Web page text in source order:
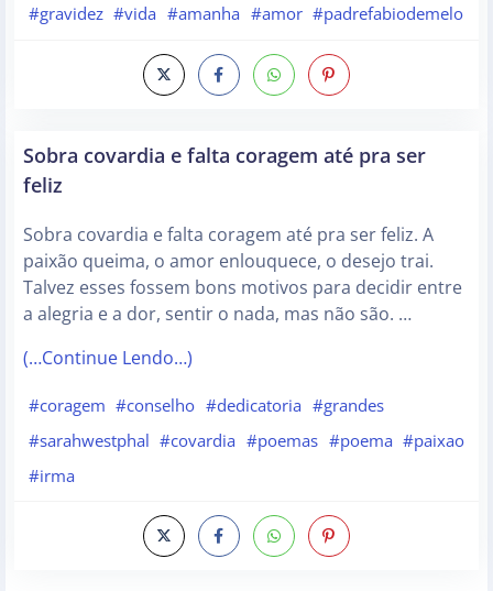
#gravidez #vida #amanha #amor #padrefabiodemelo
Sobra covardia e falta coragem até pra ser
feliz
Sobra covardia e falta coragem até pra ser feliz. A
paixão queima, o amor enlouquece, o desejo trai.
Talvez esses fossem bons motivos para decidir entre
a alegria e a dor, sentir o nada, mas não são. …
(…Continue Lendo…)
#coragem #conselho #dedicatoria #grandes
#sarahwestphal #covardia #poemas #poema #paixao
#irma